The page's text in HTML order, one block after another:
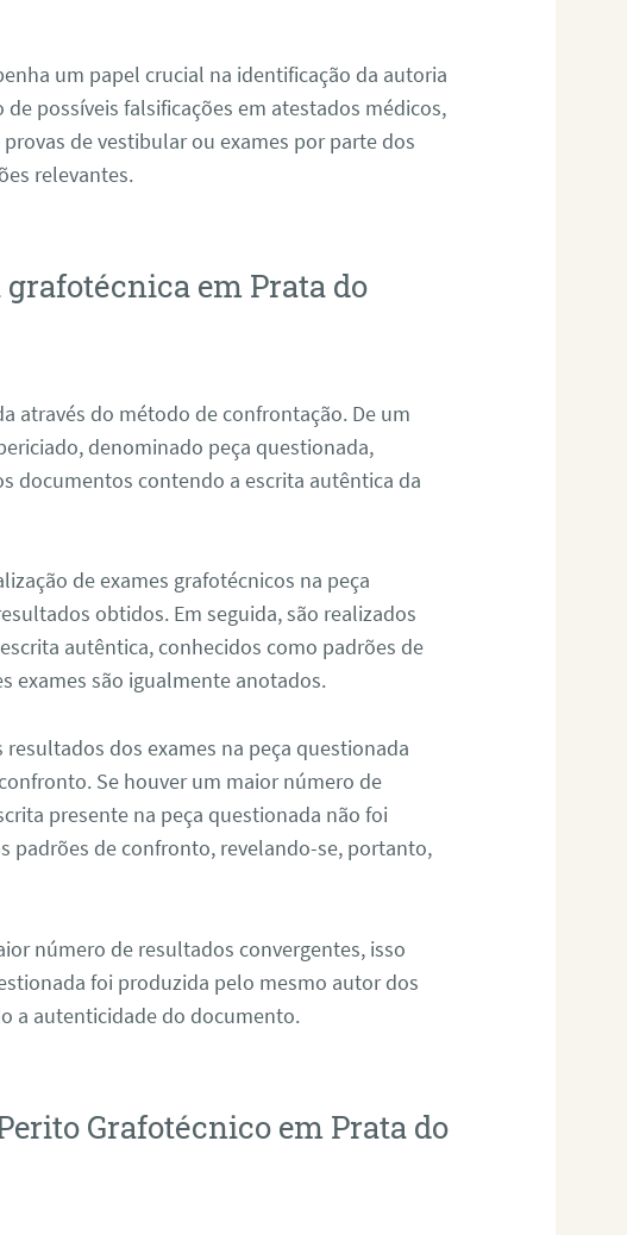
um papel crucial na identificação da autoria
possíveis falsificações em atestados médicos,
de vestibular ou exames por parte dos
relevantes.
em Prata do
através do método de confrontação. De um
denominado peça questionada,
documentos contendo a escrita autêntica da
de exames grafotécnicos na peça
obtidos. Em seguida, são realizados
autêntica, conhecidos como padrões de
exames são igualmente anotados.
dos exames na peça questionada
Se houver um maior número de
presente na peça questionada não foi
padrões de confronto, revelando-se, portanto,
número de resultados convergentes, isso
foi produzida pelo mesmo autor dos
a autenticidade do documento.
Grafotécnico em Prata do